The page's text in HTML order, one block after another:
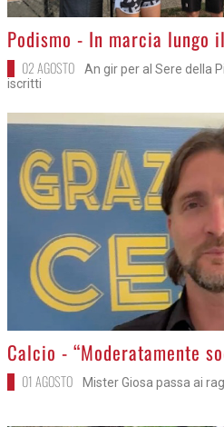
>
Podismo - In marcia lungo
02 AGOSTO
An gir per al Sere della
iscritti
>
Calcio - “Moderatamente
01 AGOSTO Mister Giosa passa ai